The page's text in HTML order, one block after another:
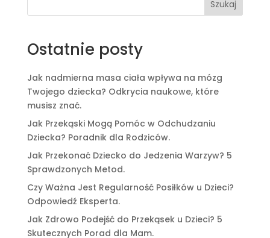
Szukaj
Ostatnie posty
Jak nadmierna masa ciała wpływa na mózg
Twojego dziecka? Odkrycia naukowe, które
musisz znać.
Jak Przekąski Mogą Pomóc w Odchudzaniu
Dziecka? Poradnik dla Rodziców.
Jak Przekonać Dziecko do Jedzenia Warzyw? 5
Sprawdzonych Metod.
Czy Ważna Jest Regularność Posiłków u Dzieci?
Odpowiedź Eksperta.
Jak Zdrowo Podejść do Przekąsek u Dzieci? 5
Skutecznych Porad dla Mam.